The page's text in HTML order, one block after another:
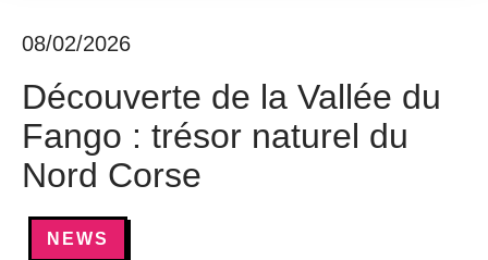
08/02/2026
Découverte de la Vallée du
Fango : trésor naturel du
Nord Corse
NEWS